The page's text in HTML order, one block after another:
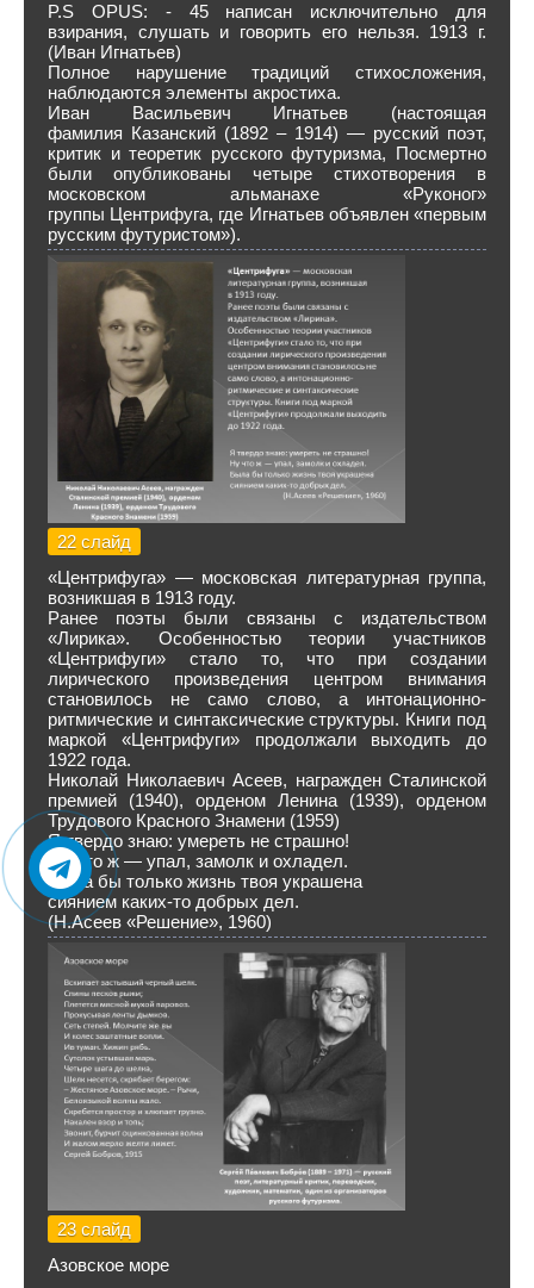
P.S OPUS: - 45 написан исключительно для
взирания, слушать и говорить его нельзя. 1913 г.
(Иван Игнатьев)
Полное нарушение традиций стихосложения,
наблюдаются элементы акростиха.
Иван Васильевич Игнатьев (настоящая
фамилия Казанский (1892 – 1914) — русский поэт,
критик и теоретик русского футуризма, Посмертно
были опубликованы четыре стихотворения в
московском альманахе «Руконог»
группы Центрифуга, где Игнатьев объявлен «первым
русским футуристом»).
22 слайд
«Центрифуга» — московская литературная группа,
возникшая в 1913 году.
Ранее поэты были связаны с издательством
«Лирика». Особенностью теории участников
«Центрифуги» стало то, что при создании
лирического произведения центром внимания
становилось не само слово, а интонационно-
ритмические и синтаксические структуры. Книги под
маркой «Центрифуги» продолжали выходить до
1922 года.
Николай Николаевич Асеев, награжден Сталинской
премией (1940), орденом Ленина (1939), орденом
Трудового Красного Знамени (1959)
Я твердо знаю: умереть не страшно!
Ну что ж — упал, замолк и охладел.
Была бы только жизнь твоя украшена
сиянием каких-то добрых дел.
(Н.Асеев «Решение», 1960)
23 слайд
Азовское море